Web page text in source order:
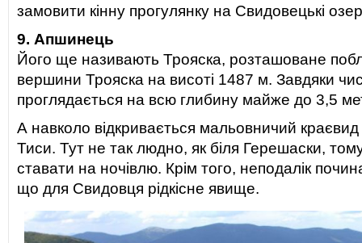
замовити кінну прогулянку на Свидовецькі
9. Апшинець
Його ще називають Трояска, розташоване
вершини Трояска на висоті 1487 м. Завдяки
проглядається на всю глибину майже до 3,5
А навколо відкривається мальовничий
Тиси. Тут не так людно, як біля Герешаски,
ставати на ночівлю. Крім того, неподалік
що для Свидовця рідкісне явище.